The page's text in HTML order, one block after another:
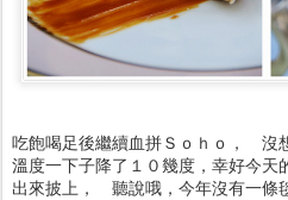
吃飽喝足後繼續血拼Ｓｏｈｏ， 沒
溫度一下子降了１０幾度，幸好今天
出來披上， 聽說哦，今年沒有一條